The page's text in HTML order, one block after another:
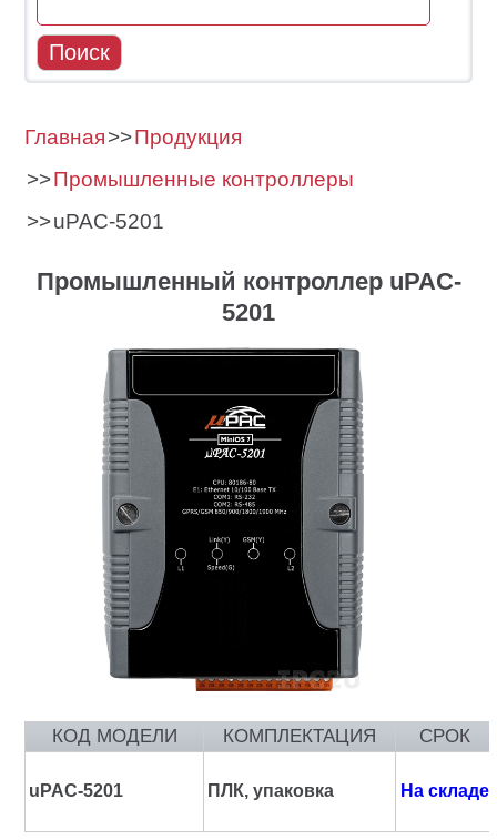
Главная
Продукция
Промышленные контроллеры
uPAC-5201
Промышленный контроллер uPAC-
5201
КОД МОДЕЛИ КОМПЛЕКТАЦИЯ СРОК
uPAC-5201 ПЛК, упаковка На складе